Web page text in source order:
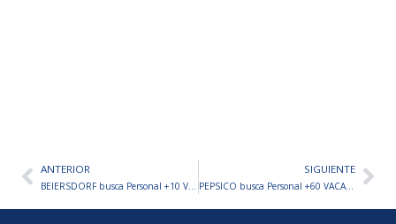
AntANTERIOR
BEIERSDORF busca Personal +10 VACANTES A CUBRIR
SIGUIENTE
PEPSICO busca Personal +60 VACANTES EN TODO EL PAÍS – TRABAJÁ EN PEPSI, LAYS Y MÁS